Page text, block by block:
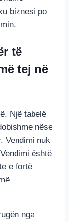
biznesi po
të
tej në
Një tabelë
nëse
Vendimi nuk
është
e fortë
nga